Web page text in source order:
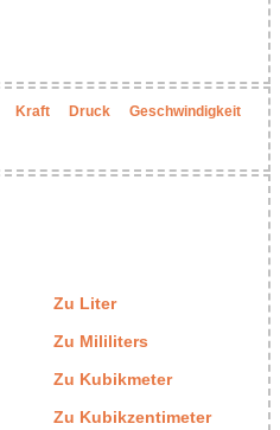
Kraft Druck Geschwindigkeit
Zu Liter
Zu Mililiters
Zu Kubikmeter
Zu Kubikzentimeter